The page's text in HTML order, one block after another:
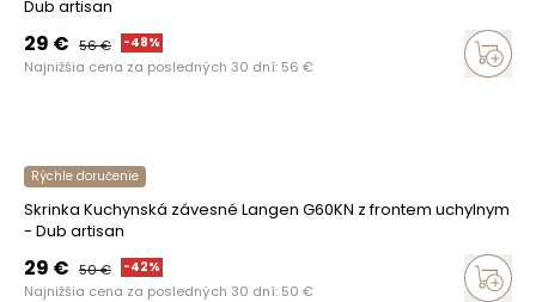
Dub artisan
29 € 56€ -48%
Najnižšia cena za posledných 30 dní: 56 €
Rýchle doručenie
Skrinka Kuchynská závesné Langen G60KN z frontem uchylnym
- Dub artisan
29 € 50€ -42%
Najnižšia cena za posledných 30 dní: 50 €